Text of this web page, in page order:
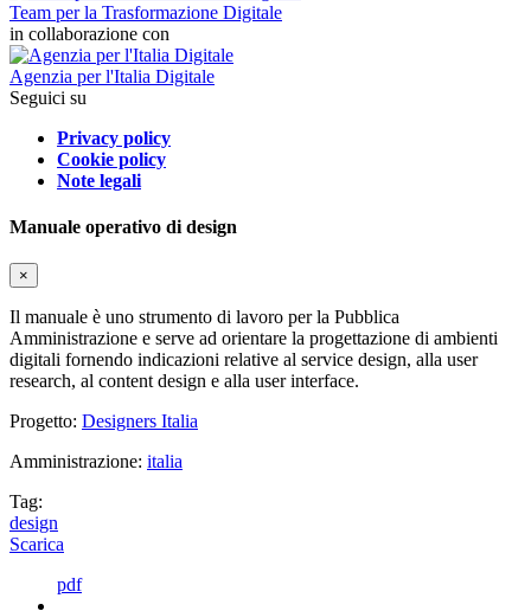
Team per la Trasformazione Digitale
in collaborazione con
Agenzia per l'Italia Digitale
Seguici su
Privacy policy
Cookie policy
Note legali
Manuale operativo di design
×
Il manuale è uno strumento di lavoro per la Pubblica
Amministrazione e serve ad orientare la progettazione di ambienti
digitali fornendo indicazioni relative al service design, alla user
research, al content design e alla user interface.
Progetto: Designers Italia
Amministrazione: italia
Tag:
design
Scarica
pdf